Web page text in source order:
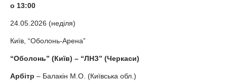
о 13:00
24.05.2026 (неділя)
Київ, “Оболонь-Арена”
“Оболонь” (Київ) – “ЛНЗ” (Черкаси)
Арбітр – Балакін М.О. (Київська обл.)